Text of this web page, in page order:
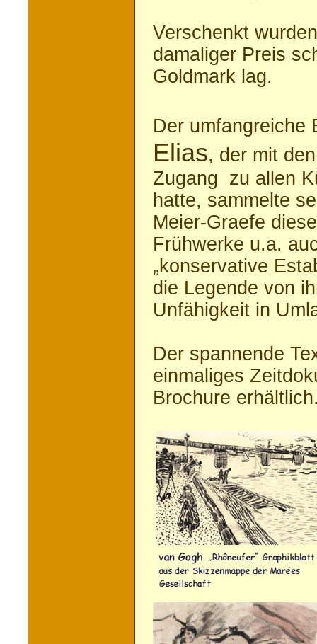
Verschenkt
damaliger Preis
Goldmark lag.
Der
Elias, der mit
Zugang zu allen
hatte, sammelte
Meier-Graefe
Frühwerke u.a.
„konservative
die Legende von
Unfähigkeit in
Der spannende
einmaliges
Brochure